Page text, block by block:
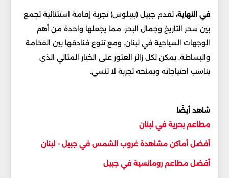
في النهاية،تقدم جبيل (بيبلوس) تجربة إقامة استثنائية تجمع
بين سحر التاريخ وجمال البحر. مما يجعلها واحدة من أهم
الوجهات السياحية في لبنان. ومع تنوع فنادقها بين الفخامة
والبساطة. يمكن لكل زائر العثور على الخيار المثالي الذي
يناسب احتياجاته ويمنحه تجربة لا تنسى.
شاهد أيضًا
مطاعم بحرية في لبنان
أفضل أماكن مشاهدة غروب الشمس في جبيل - لبنان
أفضل مطاعم رومانسية في جبيل